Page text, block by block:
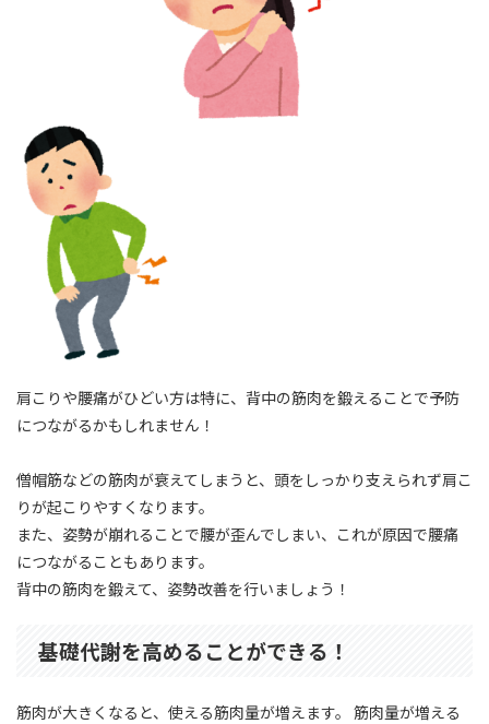
肩こりや腰痛がひどい方は特に、背中の筋肉を鍛えることで予防
につながるかもしれません！
僧帽筋などの筋肉が衰えてしまうと、頭をしっかり支えられず肩こ
りが起こりやすくなります。
また、姿勢が崩れることで腰が歪んでしまい、これが原因で腰痛
につながることもあります。
背中の筋肉を鍛えて、姿勢改善を行いましょう！
基礎代謝を高めることができる！
筋肉が大きくなると、使える筋肉量が増えます。 筋肉量が増える